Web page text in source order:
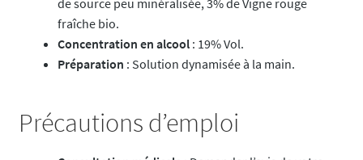
fraîche bio.
Concentration en alcool: 19% Vol.
Préparation : Solution dynamisée à la main.
Précautions d’emploi